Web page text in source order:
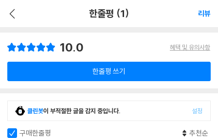
한줄평 (1) 리뷰
10.0 혜택 및 유의사항
한줄평 쓰기
클린봇이 부적절한 글을 감지 중입니다. 설정
구매한줄평 추천순